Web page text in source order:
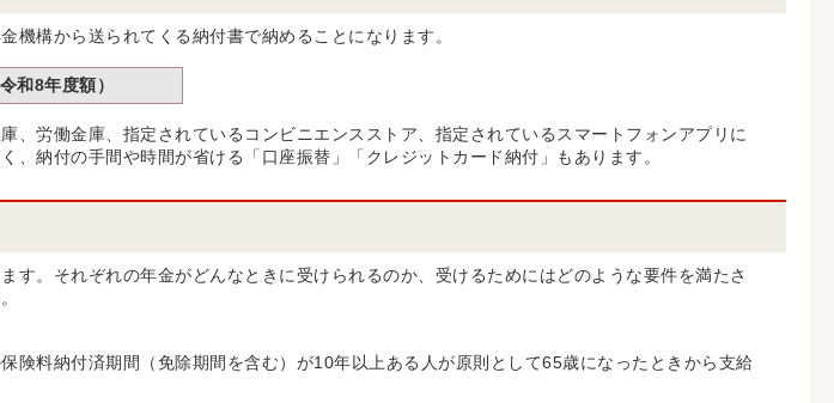
機構から送られてくる納付書で納めることになります。
和8年度額）
、労働金庫、指定されているコンビニエンスストア、指定されているスマートフォンアプリに
、納付の手間や時間が省ける「口座振替」「クレジットカード納付」もあります。
す。それぞれの年金がどんなときに受けられるのか、受けるためにはどのような要件を満たさ
険料納付済期間（免除期間を含む）が10年以上ある人が原則として65歳になったときから支給